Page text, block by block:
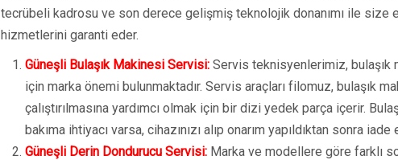
tecrübeli kadrosu ve son derece gelişmiş teknolojik donanımı ile size
hizmetlerini garanti eder.
Güneşli Bulaşık Makinesi Servisi: Servis teknisyenlerimiz,
için marka önemi bulunmaktadır. Servis araçları filomuz, bulaşık
çalıştırılmasına yardımcı olmak için bir dizi yedek parça içerir.
bakıma ihtiyacı varsa, cihazınızı alıp onarım yapıldıktan sonra
Güneşli Derin Dondurucu Servisi: Marka ve modellere göre farklı